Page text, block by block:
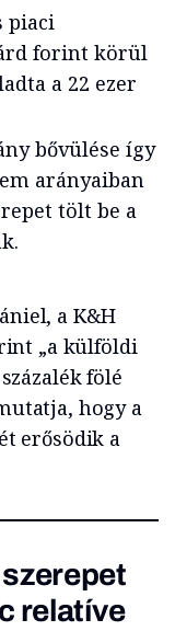
piaci
forint körül
a 22 ezer
bővülése így
arányaiban
tölt be a
a K&H
„a külföldi
fölé
hogy a
erősödik a
relatíve